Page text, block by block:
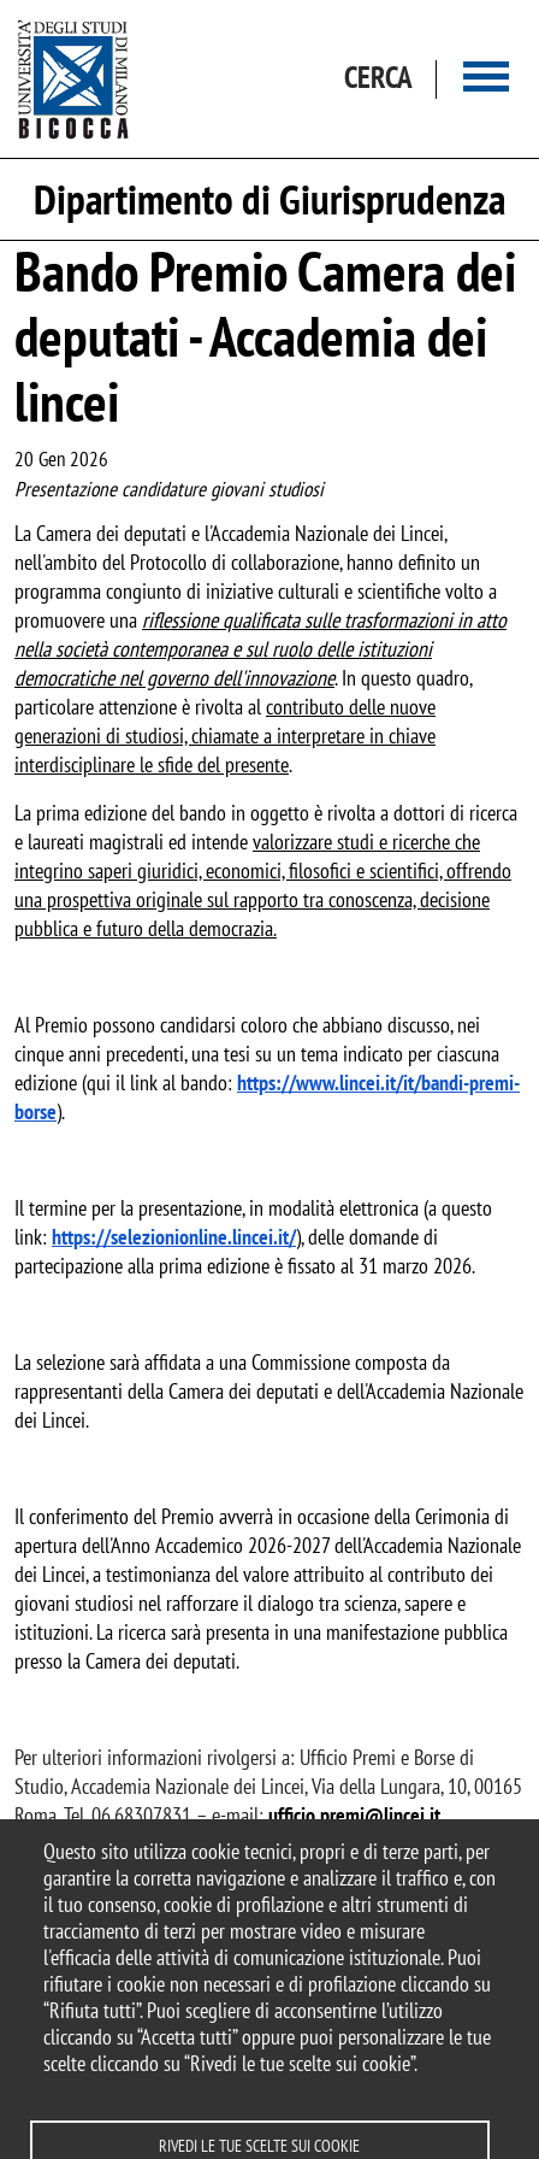
Questo sito utilizza cookie tecnici, propri e di terze parti, per
garantire la corretta navigazione e analizzare il traffico e, con
il tuo consenso, cookie di profilazione e altri strumenti di
tracciamento di terzi per mostrare video e misurare
l'efficacia delle attività di comunicazione istituzionale. Puoi
rifiutare i cookie non necessari e di profilazione cliccando su
“Rifiuta tutti”. Puoi scegliere di acconsentirne l’utilizzo
cliccando su “Accetta tutti” oppure puoi personalizzare le tue
scelte cliccando su “Rivedi le tue scelte sui cookie”.
RIVEDI LE TUE SCELTE SUI COOKIE
CERCA
Dipartimento di Giurisprudenza
Bando Premio Camera dei
deputati - Accademia dei
lincei
20 Gen 2026
Presentazione candidature giovani studiosi
La Camera dei deputati e l'Accademia Nazionale dei Lincei,
nell'ambito del Protocollo di collaborazione, hanno definito un
programma congiunto di iniziative culturali e scientifiche volto a
promuovere una riflessione qualificata sulle trasformazioni in atto
nella società contemporanea e sul ruolo delle istituzioni
democratiche nel governo dell'innovazione. In questo quadro,
particolare attenzione è rivolta alcontributo delle nuove
generazioni di studiosi, chiamate a interpretare in chiave
interdisciplinare le sfide del presente.
La prima edizione del bando in oggetto è rivolta a dottori di ricerca
e laureati magistrali ed intendevalorizzare studi e ricerche che
integrino saperi giuridici, economici, filosofici e scientifici, offrendo
una prospettiva originale sul rapporto tra conoscenza, decisione
pubblica e futuro della democrazia.
Al Premio possono candidarsi coloro che abbiano discusso, nei
cinque anni precedenti, una tesi su un tema indicato per ciascuna
edizione (qui il link al bando: https://www.lincei.it/it/bandi-premi-
borse).
Il termine per la presentazione, in modalità elettronica (a questo
link: https://selezionionline.lincei.it/), delle domande di
partecipazione alla prima edizione è fissato al 31 marzo 2026.
La selezione sarà affidata a una Commissione composta da
rappresentanti della Camera dei deputati e dell'Accademia Nazionale
dei Lincei.
Il conferimento del Premio avverrà in occasione della Cerimonia di
apertura dell'Anno Accademico 2026-2027 dell'Accademia Nazionale
dei Lincei, a testimonianza del valore attribuito al contributo dei
giovani studiosi nel rafforzare il dialogo tra scienza, sapere e
istituzioni. La ricerca sarà presenta in una manifestazione pubblica
presso la Camera dei deputati.
Per ulteriori informazioni rivolgersi a: Ufficio Premi e Borse di
Studio, Accademia Nazionale dei Lincei, Via della Lungara, 10, 00165
Roma, Tel. 06.68307831 – e-mail:ufficio.premi@lincei.it.
© 2025 Università degli Studi di Milano-Bicocca
Piazza dell'Ateneo Nuovo, 1 - 20126, Milano
Casella PEC:ateneo.bicocca@pec.unimib.it
P.I. 12621570154 |
redazioneweb.giurisprudenza@unimib.it